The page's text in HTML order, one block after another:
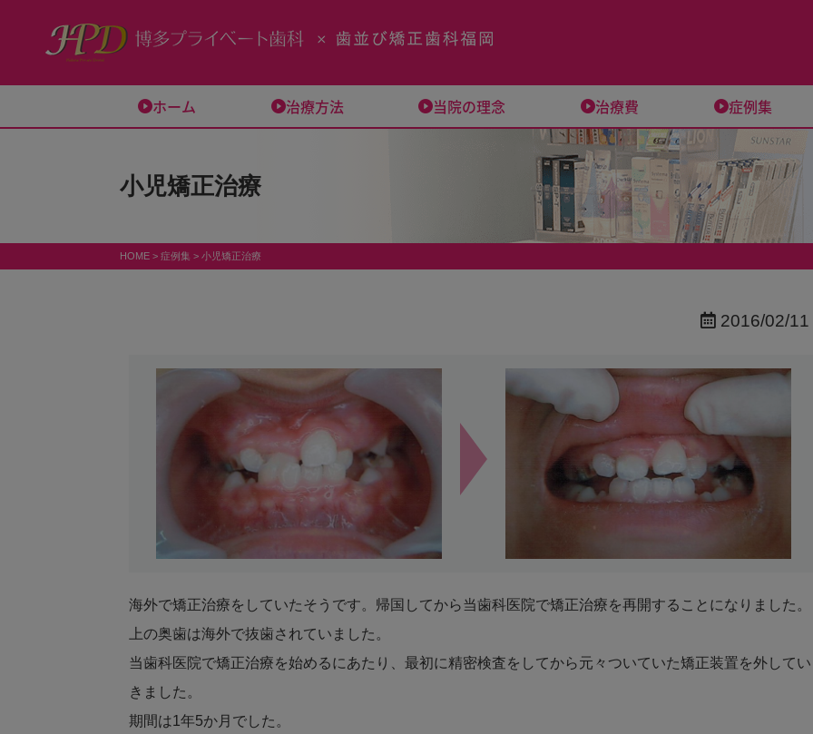
ホーム 治療方法 当院の理念 治療費 症例集
小児矯正治療
HOME > 症例集 > 小児矯正治療
2016/02/11
海外で矯正治療をしていたそうです。帰国してから当歯科医院で矯正治療を再開することになりました。
上の奥歯は海外で抜歯されていました。
当歯科医院で矯正治療を始めるにあたり、最初に精密検査をしてから元々ついていた矯正装置を外してい
きました。
期間は1年5か月でした。